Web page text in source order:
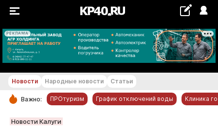
РЕКЛАМА
+22...+23 °С
РУБРИКИ
Новости Народные новости Статьи
Важно: ПРОтуризм График отключений воды Клиника
Новости Калуги